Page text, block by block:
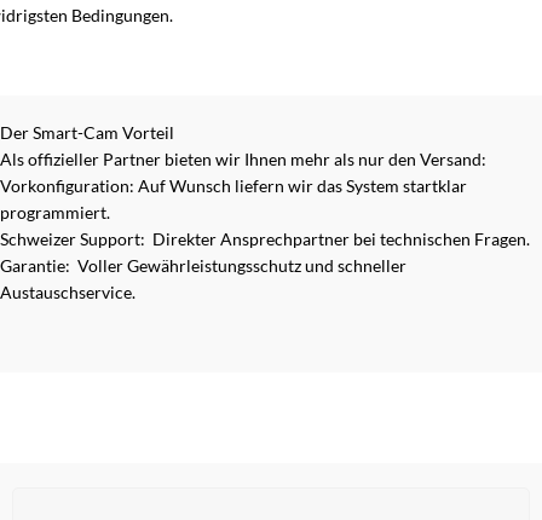
Bedingungen.
Der Smart-Cam Vorteil
Als offizieller Partner bieten wir Ihnen mehr als nur den Versand:
Vorkonfiguration: Auf Wunsch liefern wir das System startklar
programmiert.
Schweizer Support: Direkter Ansprechpartner bei technischen Fragen.
Garantie: Voller Gewährleistungsschutz und schneller
Austauschservice.